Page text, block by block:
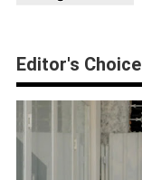
Editor's Choice